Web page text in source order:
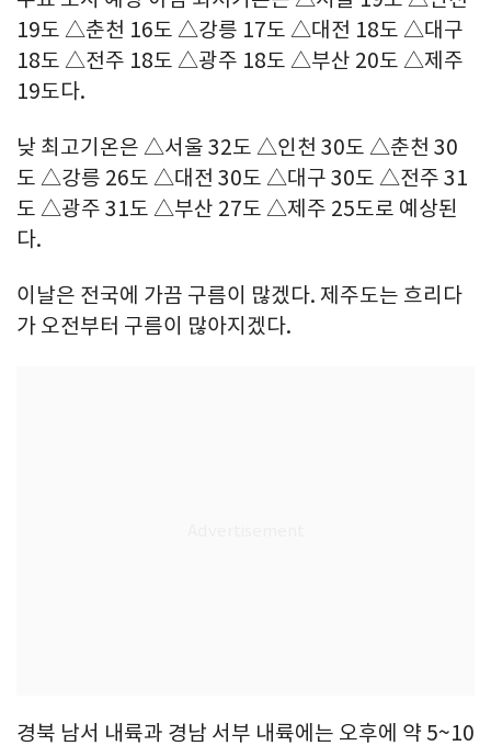
19도 △춘천 16도 △강릉 17도 △대전 18도 △대구
18도 △전주 18도 △광주 18도 △부산 20도 △제주
19도다.
낮 최고기온은 △서울 32도 △인천 30도 △춘천 30
도 △강릉 26도 △대전 30도 △대구 30도 △전주 31
도 △광주 31도 △부산 27도 △제주 25도로 예상된
다.
이날은 전국에 가끔 구름이 많겠다. 제주도는 흐리다
가 오전부터 구름이 많아지겠다.
경북 남서 내륙과 경남 서부 내륙에는 오후에 약 5~10